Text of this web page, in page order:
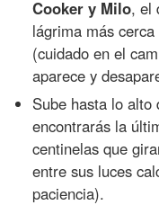
Cooker y Milo, el
lágrima más
(cuidado en el
aparece y
Sube hasta lo alto
encontrarás la
centinelas que
entre sus luces
paciencia).